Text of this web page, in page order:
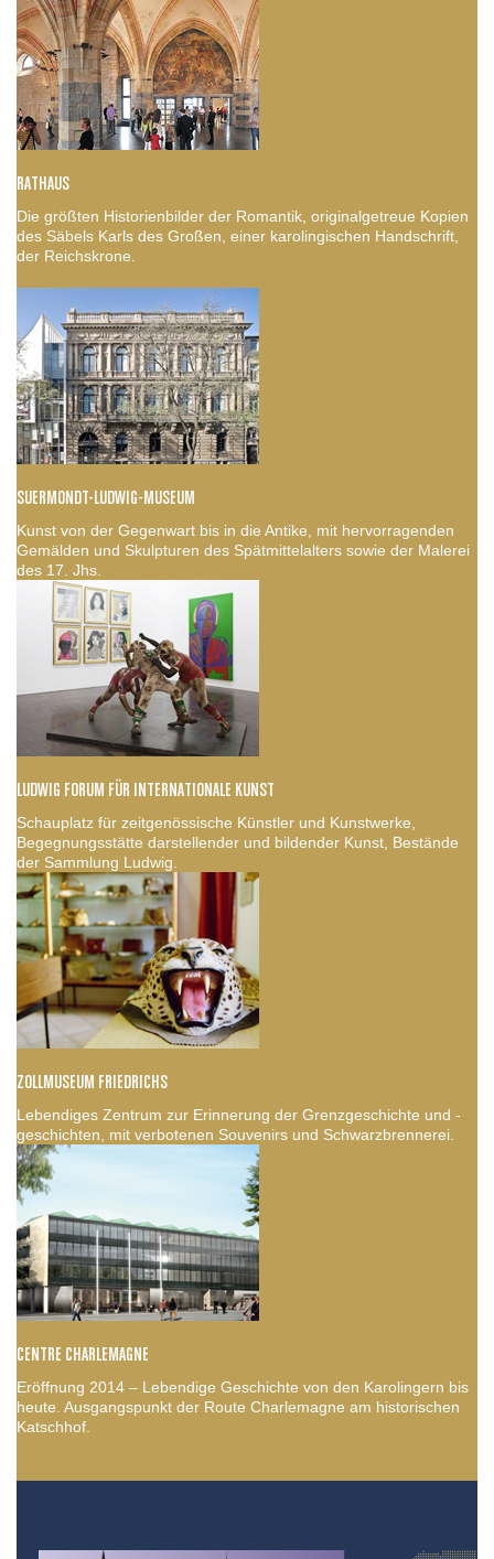
RATHAUS
Die größten Historienbilder der Romantik, originalgetreue Kopien
des Säbels Karls des Großen, einer karolingischen Handschrift,
der Reichskrone.
SUERMONDT-LUDWIG-MUSEUM
Kunst von der Gegenwart bis in die Antike, mit hervorragenden
Gemälden und Skulpturen des Spätmittelalters sowie der Malerei
des 17. Jhs.
LUDWIG FORUM FÜR INTERNATIONALE KUNST
Schauplatz für zeitgenössische Künstler und Kunstwerke,
Begegnungsstätte darstellender und bildender Kunst, Bestände
der Sammlung Ludwig.
ZOLLMUSEUM FRIEDRICHS
Lebendiges Zentrum zur Erinnerung der Grenzgeschichte und -
geschichten, mit verbotenen Souvenirs und Schwarzbrennerei.
CENTRE CHARLEMAGNE
Eröffnung 2014 – Lebendige Geschichte von den Karolingern bis
heute. Ausgangspunkt der Route Charlemagne am historischen
Katschhof.